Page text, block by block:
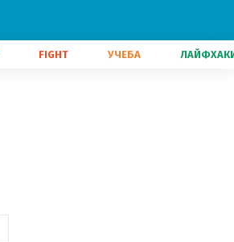
FIGHT УЧЕБА